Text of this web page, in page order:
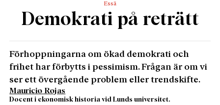
Essä
Demokrati på reträtt
Förhoppningarna om ökad demokrati och
frihet har förbytts i pessimism. Frågan är om vi
ser ett övergående problem eller trendskifte.
Mauricio Rojas
Docent i ekonomisk historia vid Lunds universitet.